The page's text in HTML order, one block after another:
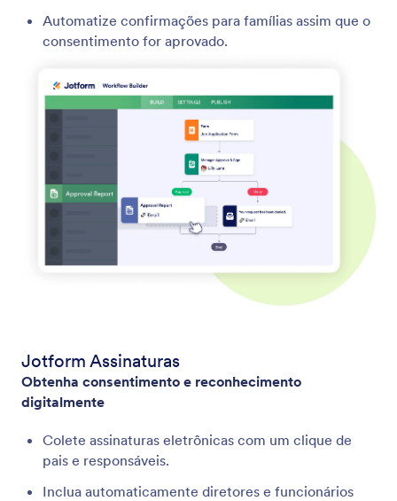
Automatize confirmações para famílias assim que o
consentimento for aprovado.
Jotform Assinaturas
Obtenha consentimento e reconhecimento
digitalmente
Colete assinaturas eletrônicas com um clique de
pais e responsáveis.
Inclua automaticamente diretores e funcionários